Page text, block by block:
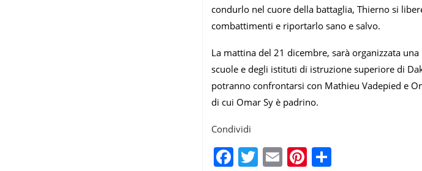
condurlo nel cuore della battaglia, Thierno si
combattimenti e riportarlo sano e salvo.
La mattina del 21 dicembre, sarà organizzata
scuole e degli istituti di istruzione superiore di
potranno confrontarsi con Mathieu Vadepied e
di cui Omar Sy è padrino.
Condividi
Facebook
Twitter
EmailPinterest